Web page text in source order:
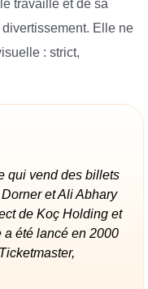
travaille et de sa
Elle ne
: strict,
qui vend des billets
et Ali Abhary
de Koç Holding et
a été lancé en 2000